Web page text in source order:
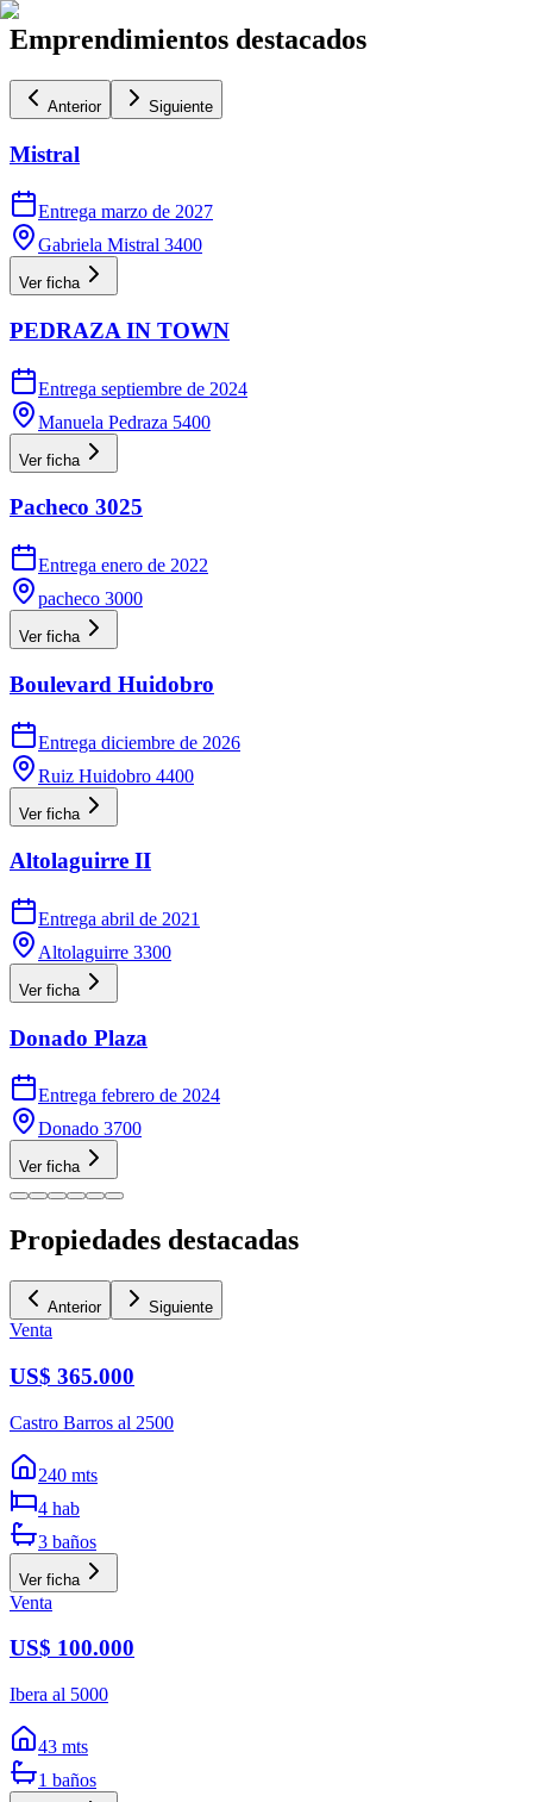
Emprendimientos destacados
Anterior Siguiente
Mistral
Entrega marzo de 2027
Gabriela Mistral 3400
Ver ficha
PEDRAZA IN TOWN
Entrega septiembre de 2024
Manuela Pedraza 5400
Ver ficha
Pacheco 3025
Entrega enero de 2022
pacheco 3000
Ver ficha
Boulevard Huidobro
Entrega diciembre de 2026
Ruiz Huidobro 4400
Ver ficha
Altolaguirre II
Entrega abril de 2021
Altolaguirre 3300
Ver ficha
Donado Plaza
Entrega febrero de 2024
Donado 3700
Ver ficha
Propiedades destacadas
Anterior Siguiente
Venta
US$ 365.000
Castro Barros al 2500
240 mts
4 hab
3 baños
Ver ficha
Venta
US$ 100.000
Ibera al 5000
43 mts
1 baños